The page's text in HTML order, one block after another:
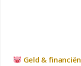
Geld & financiën